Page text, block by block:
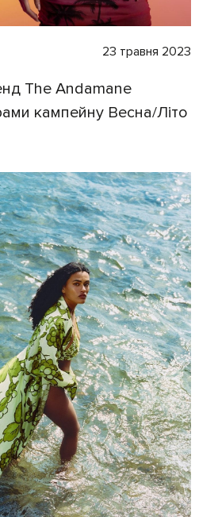
23 травня 2023
The Andamane
кампейну Весна/Літо